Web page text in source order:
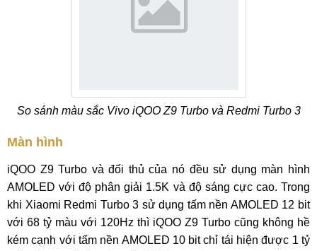
So sánh màu sắc Vivo iQOO Z9 Turbo và Redmi Turbo 3
Màn hình
iQOO Z9 Turbo và đối thủ của nó đều sử dụng màn hình
AMOLED với độ phân giải 1.5K và độ sáng cực cao. Trong
khi Xiaomi Redmi Turbo 3 sử dụng tấm nền AMOLED 12 bit
với 68 tỷ màu với 120Hz thì iQOO Z9 Turbo cũng không hề
kém cạnh với tấm nền AMOLED 10 bit chỉ tái hiện được 1 tỷ